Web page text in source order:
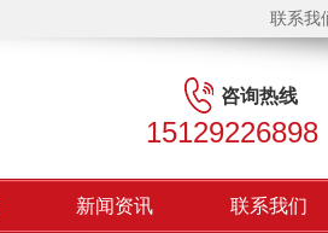
联系我
咨询热线
15129226898
新闻资讯 联系我们